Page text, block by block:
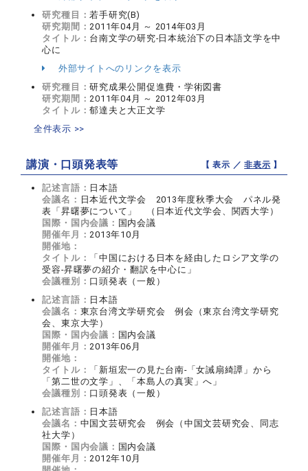
研究種目：若手研究(B)
研究期間：2011年04月 ～ 2014年03月
タイトル： 台南文学の研究‐日本統治下の日本語文学を中
心に
外部サイトへのリンクを表示
研究種目：研究成果公開促進費・学術図書
研究期間：2011年04月 ～ 2012年03月
タイトル：郁達夫と大正文学
全件表示 >>
講演・口頭発表等 【 表示 ／非表示 】
記述言語： 日本語
会議名： 日本近代文学会 2013年度秋季大会 パネル発
表「昇曙夢について」 （日本近代文学会、関西大学）
国際・国内会議： 国内会議
開催年月：2013年10月
開催地：
タイトル：
「中国における日本を経由したロシア文学の
受容‐昇曙夢の紹介・翻訳を中心に」
会議種別： 口頭発表（一般）
記述言語： 日本語
会議名： 東京台湾文学研究会 例会（東京台湾文学研究
会、東京大学）
国際・国内会議： 国内会議
開催年月：2013年06月
開催地：
タイトル：
「新垣宏一の見た台南‐「女誡扇綺譚」から
「第二世の文学」、「本島人の真実」へ」
会議種別： 口頭発表（一般）
記述言語： 日本語
会議名： 中国文芸研究会 例会（中国文芸研究会、同志
社大学）
国際・国内会議： 国内会議
開催年月：2012年10月